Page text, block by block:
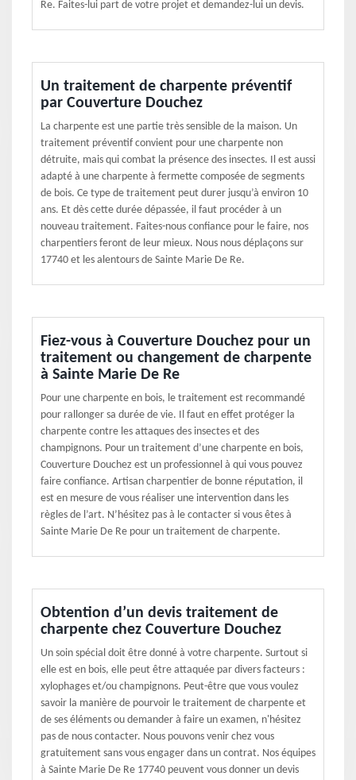
Re. Faites-lui part de votre projet et demandez-lui un devis.
Un traitement de charpente préventif
par Couverture Douchez
La charpente est une partie très sensible de la maison. Un
traitement préventif convient pour une charpente non
détruite, mais qui combat la présence des insectes. Il est aussi
adapté à une charpente à fermette composée de segments
de bois. Ce type de traitement peut durer jusqu’à environ 10
ans. Et dès cette durée dépassée, il faut procéder à un
nouveau traitement. Faites-nous confiance pour le faire, nos
charpentiers feront de leur mieux. Nous nous déplaçons sur
17740 et les alentours de Sainte Marie De Re.
Fiez-vous à Couverture Douchez pour un
traitement ou changement de charpente
à Sainte Marie De Re
Pour une charpente en bois, le traitement est recommandé
pour rallonger sa durée de vie. Il faut en effet protéger la
charpente contre les attaques des insectes et des
champignons. Pour un traitement d’une charpente en bois,
Couverture Douchez est un professionnel à qui vous pouvez
faire confiance. Artisan charpentier de bonne réputation, il
est en mesure de vous réaliser une intervention dans les
règles de l’art. N’hésitez pas à le contacter si vous êtes à
Sainte Marie De Re pour un traitement de charpente.
Obtention d’un devis traitement de
charpente chez Couverture Douchez
Un soin spécial doit être donné à votre charpente. Surtout si
elle est en bois, elle peut être attaquée par divers facteurs :
xylophages et/ou champignons. Peut-être que vous voulez
savoir la manière de pourvoir le traitement de charpente et
de ses éléments ou demander à faire un examen, n'hésitez
pas de nous contacter. Nous pouvons venir chez vous
gratuitement sans vous engager dans un contrat. Nos équipes
à Sainte Marie De Re 17740 peuvent vous donner un devis